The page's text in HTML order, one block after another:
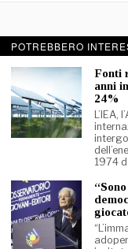
© 2026-
La Discussione
Registrazione
La società
POTREBBERO
Fonti
anni
24%
L’IEA,
1974